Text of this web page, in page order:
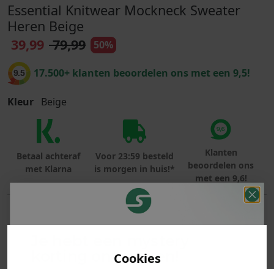
Cookies
Essential Knitwear Mockneck Sweater
Heren Beige
39,99 79,99 50%
9.5 17.500+ klanten beoordelen ons met een 9,5!
Kleur Beige
Betaal achteraf
met Klarna
Voor 23:59 besteld
is morgen in huis!*
Klanten
beoordelen ons
met een 9,6!
PRODUCTINFORMATIE
korting ontvangen!